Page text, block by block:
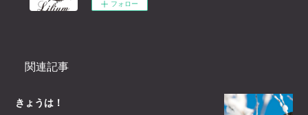
フォロー
関連記事
きょうは！